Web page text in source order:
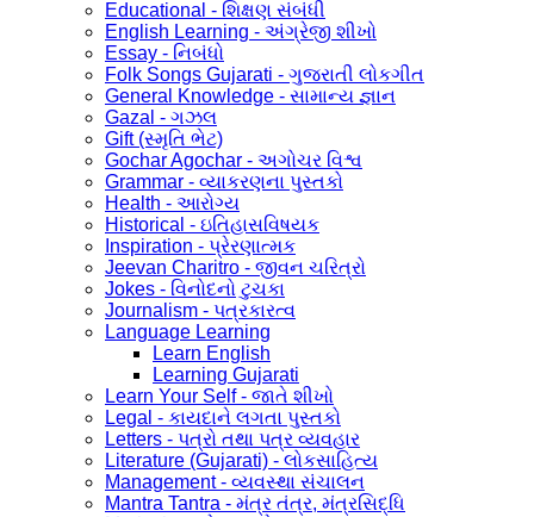
Educational - શિક્ષણ સંબંધી
English Learning - અંગ્રેજી શીખો
Essay - નિબંધો
Folk Songs Gujarati - ગુજરાતી લોકગીત
General Knowledge - સામાન્ય જ્ઞાન
Gazal - ગઝલ
Gift (સ્મૃતિ ભેટ)
Gochar Agochar - અગોચર વિશ્વ
Grammar - વ્યાકરણના પુસ્તકો
Health - આરોગ્ય
Historical - ઇતિહાસવિષયક
Inspiration - પ્રેરણાત્મક
Jeevan Charitro - જીવન ચરિત્રો
Jokes - વિનોદનો ટુચકા
Journalism - પત્રકારત્વ
Language Learning
Learn English
Learning Gujarati
Learn Your Self - જાતે શીખો
Legal - કાયદાને લગતા પુસ્તકો
Letters - પત્રો તથા પત્ર વ્યવહાર
Literature (Gujarati) - લોકસાહિત્ય
Management - વ્યવસ્થા સંચાલન
Mantra Tantra - મંત્ર તંત્ર, મંત્રસિદ્ધિ